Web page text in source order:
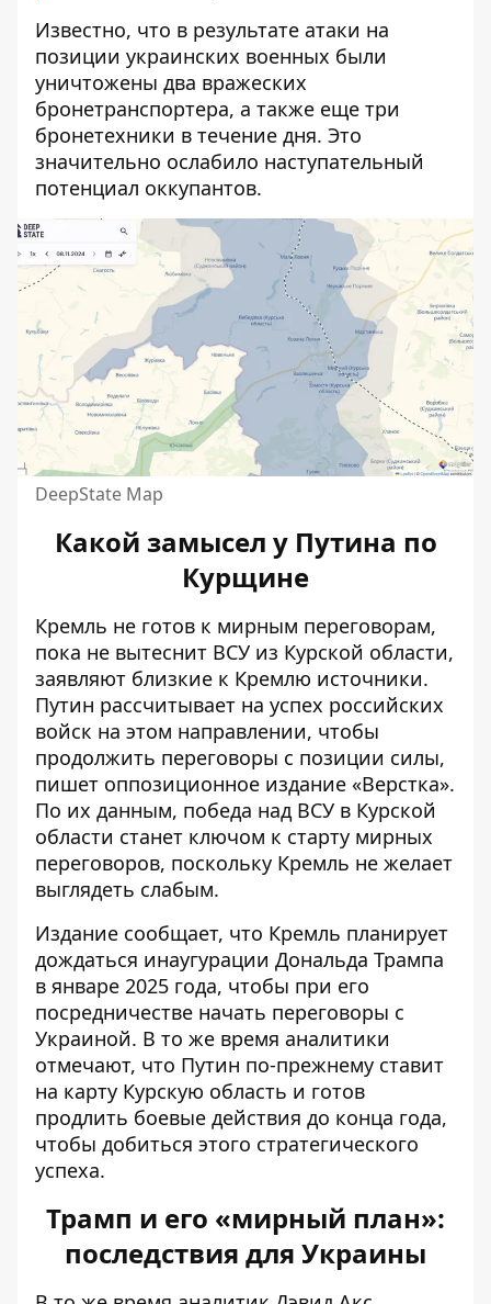
Известно, что в результате атаки на
позиции украинских военных были
уничтожены два вражеских
бронетранспортера, а также еще три
бронетехники в течение дня. Это
значительно ослабило наступательный
потенциал оккупантов.
DeepState Map
Какой замысел у Путина по
Курщине
Кремль не готов к мирным переговорам,
пока не вытеснит ВСУ из Курской области,
заявляют близкие к Кремлю источники.
Путин рассчитывает на успех российских
войск на этом направлении, чтобы
продолжить переговоры с позиции силы,
пишет оппозиционное издание «Верстка».
По их данным, победа над ВСУ в Курской
области станет ключом к старту мирных
переговоров, поскольку Кремль не желает
выглядеть слабым.
Издание сообщает, что Кремль планирует
дождаться инаугурации Дональда Трампа
в январе 2025 года, чтобы при его
посредничестве начать переговоры с
Украиной. В то же время аналитики
отмечают, что Путин по-прежнему ставит
на карту Курскую область и готов
продлить боевые действия до конца года,
чтобы добиться этого стратегического
успеха.
Трамп и его «мирный план»:
последствия для Украины